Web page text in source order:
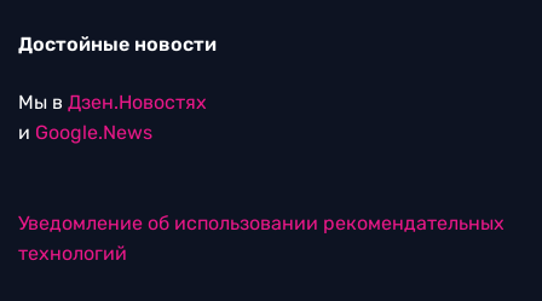
Достойные новости
Мы в Дзен.Новостях
и Google.News
Уведомление об использовании рекомендательных
технологий